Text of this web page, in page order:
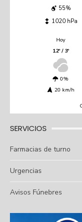
55%
1020 hPa
Hoy
12º / 3º
0%
20 km/h
SERVICIOS
Farmacias de turno
Urgencias
Avisos Fúnebres